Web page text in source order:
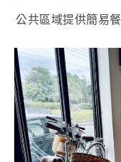
公共區域提供簡易